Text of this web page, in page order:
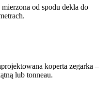
od spodu dekla do
koperta zegarka –
lub tonneau.